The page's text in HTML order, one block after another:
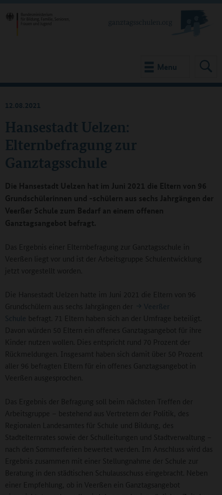
Menu
Hansestadt Uelzen:
Elternbefragung zur
Ganztagsschule
12.08.2021
Die Hansestadt Uelzen hat im Juni 2021 die Eltern von 96
Grundschülerinnen und -schülern aus sechs Jahrgängen der
Veerßer Schule zum Bedarf an einem offenen
Ganztagsangebot befragt.
Das Ergebnis einer Elternbefragung zur Ganztagsschule in
Veerßen liegt vor und ist der Arbeitsgruppe Schulentwicklung
jetzt vorgestellt worden.
Die Hansestadt Uelzen hatte im Juni 2021 die Eltern von 96
Grundschülern aus sechs Jahrgängen der
Veerßer
Schule befragt. 71 Eltern haben sich an der Umfrage beteiligt.
Davon würden 50 Eltern ein offenes Ganztagsangebot für ihre
Kinder nutzen wollen. Dies entspricht rund 70 Prozent der
Rückmeldungen. Insgesamt haben sich damit über 50 Prozent
aller 96 befragten Eltern für ein offenes Ganztagsangebot in
Veerßen ausgesprochen.
Das Ergebnis der Befragung soll beim nächsten Treffen der
Arbeitsgruppe – bestehend aus Vertretern der Politik, des
Regionalen Landesamtes für Schule und Bildung, des
Stadtelternrates sowie der Schulleitungen und Stadtverwaltung –
nach den Sommerferien bewertet werden. Im Anschluss wird das
Ergebnis zusammen mit einer Stellungnahme der Schule zur
Beratung in den städtischen Schulausschuss eingebracht. Neben
einer Empfehlung, ob in Veerßen ein Ganztagsangebot